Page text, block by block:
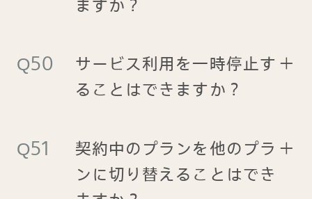
ますか？
サービス利用を一時停止す
ることはできますか？
＋
契約中のプランを他のプラ
ンに切り替えることはでき
＋